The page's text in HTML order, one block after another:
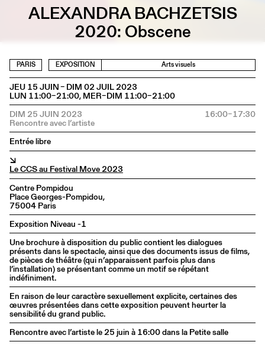
EN
ALEXANDRA BACHZETSIS
2020: Obscene
PARIS EXPOSITION Arts visuels
JEU 15 JUIN – DIM 02 JUIL 2023
LUN 11:00–21:00, MER–DIM 11:00–21:00
DIM 25 JUIN 2023
16:00–17:30
Entrée libre
↘
Le CCS au Festival Move 2023
Centre Pompidou
Place Georges-Pompidou,
75004 Paris
Exposition Niveau -1
Une brochure à disposition du public contient les dialogues
présents dans le spectacle, ainsi que des documents issus de films,
de pièces de théâtre (qui n’apparaissent parfois plus dans
l’installation) se présentant comme un motif se répétant
indéfiniment.
En raison de leur caractère sexuellement explicite, certaines des
œuvres présentées dans cette exposition peuvent heurter la
sensibilité du grand public.
Rencontre avec l’artiste le 25 juin à 16:00 dans la Petite salle